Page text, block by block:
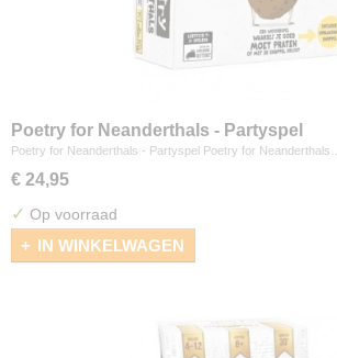
Poetry for Neanderthals - Partyspel
Poetry for Neanderthals - Partyspel Poetry for Neanderthals…
€ 24,95
✓ Op voorraad
IN WINKELWAGEN